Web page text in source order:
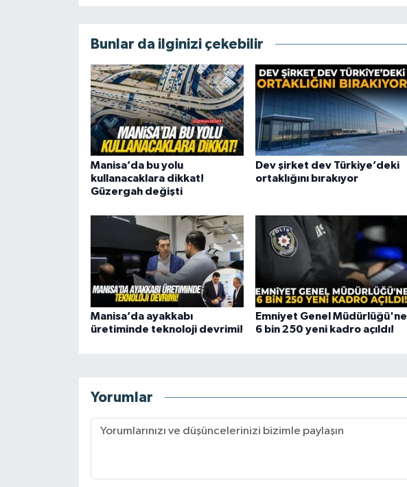
Bunlar da ilginizi çekebilir
Manisa’da bu yolu
kullanacaklara dikkat!
Güzergah değişti
Dev şirket dev Türkiye’deki
ortaklığını bırakıyor
Manisa’da ayakkabı
üretiminde teknoloji devrimi!
Emniyet Genel Müdürlüğü'ne
6 bin 250 yeni kadro açıldı!
Yorumlar